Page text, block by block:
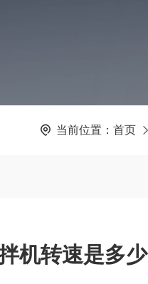
当前位置： 首页
机转速是多少